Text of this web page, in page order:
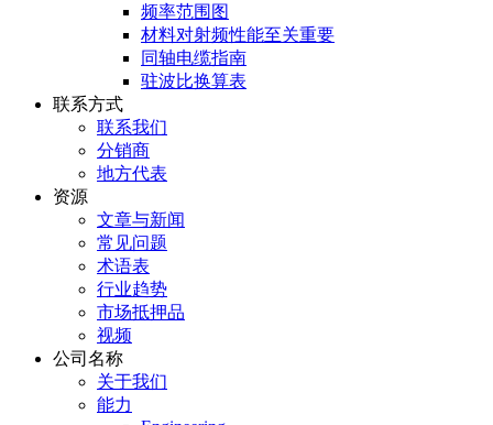
频率范围图
材料对射频性能至关重要
同轴电缆指南
驻波比换算表
联系方式
联系我们
分销商
地方代表
资源
文章与新闻
常见问题
术语表
行业趋势
市场抵押品
视频
公司名称
关于我们
能力